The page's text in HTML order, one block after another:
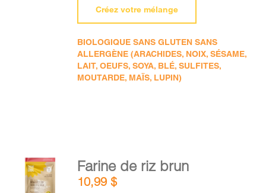
Créez votre mélange
BIOLOGIQUE SANS GLUTEN SANS
ALLERGÈNE (ARACHIDES, NOIX, SÉSAME,
LAIT, OEUFS, SOYA, BLÉ, SULFITES,
MOUTARDE, MAÏS, LUPIN)
AJOUTER
AU
PANIER
Farine de riz brun
10,99$